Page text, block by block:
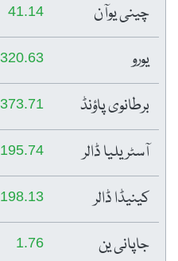
چینی یوآن
41.14
یورو 320.63
برطانوی پاؤنڈ 373.71
آسٹریلیا ڈالر 195.74
کینیڈا ڈالر 198.13
جاپانی ین 1.76